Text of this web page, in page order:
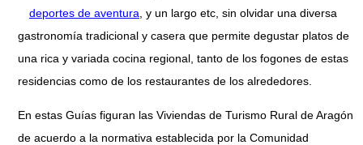
deportes de aventura, y un largo etc, sin olvidar una diversa
gastronomía tradicional y casera que permite degustar platos de
una rica y variada cocina regional, tanto de los fogones de estas
residencias como de los restaurantes de los alrededores.
En estas Guías figuran las Viviendas de Turismo Rural de Aragón
de acuerdo a la normativa establecida por la Comunidad